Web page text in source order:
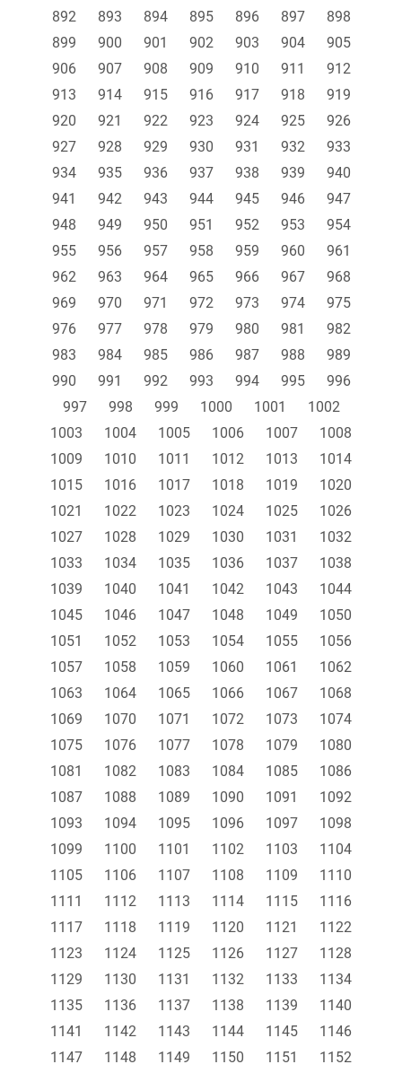
892
893 894 895 896 897
898
899
900 901 902 903 904
905
906
907 908 909 910 911
912
913
914 915 916 917 918
919
920
921 922 923 924 925
926
927
928 929 930 931 932
933
934
935 936 937 938 939
940
941
942 943 944 945 946
947
948
949 950 951 952 953
954
955
956 957 958 959 960
961
962
963 964 965 966 967
968
969
970 971 972 973 974
975
976
977 978 979 980 981
982
983
984 985 986 987 988
989
990
991 992 993 994 995
996
997
998 999 1000 1001
1002
1003
1004 1005 1006 1007
1008
1009
1010 1011 1012 1013
1014
1015
1016 1017 1018 1019
1020
1021
1022 1023 1024 1025
1026
1027
1028 1029 1030 1031
1032
1033
1034 1035 1036 1037
1038
1039
1040 1041 1042 1043
1044
1045
1046 1047 1048 1049
1050
1051
1052 1053 1054 1055
1056
1057
1058 1059 1060 1061
1062
1063
1064 1065 1066 1067
1068
1069
1070 1071 1072 1073
1074
1075
1076 1077 1078 1079
1080
1081
1082 1083 1084 1085
1086
1087
1088 1089 1090 1091
1092
1093
1094 1095 1096 1097
1098
1099
1100 1101 1102 1103
1104
1105
1106 1107 1108 1109
1110
1111
1112 1113 1114 1115
1116
1117
1118 1119 1120 1121
1122
1123
1124 1125 1126 1127
1128
1129
1130 1131 1132 1133
1134
1135
1136 1137 1138 1139
1140
1141
1142 1143 1144 1145
1146
1147
1148 1149 1150 1151 1152